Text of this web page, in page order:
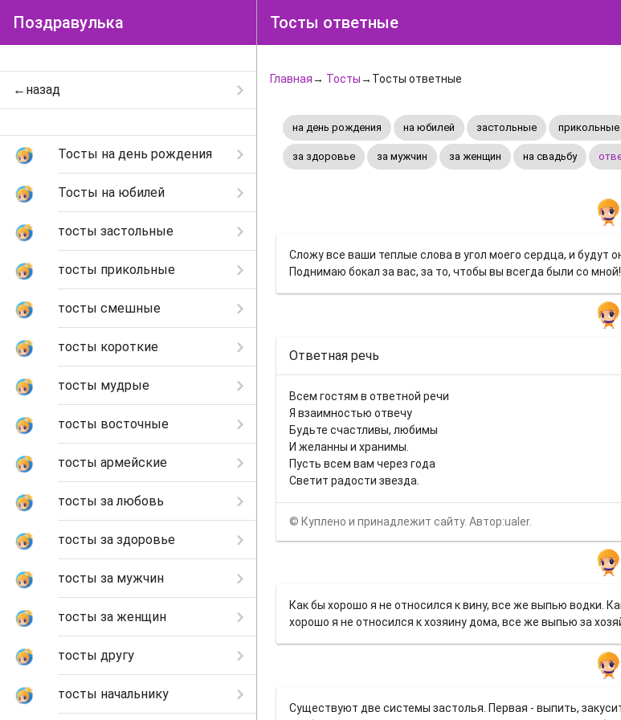
Поздравулька
←назад
Тосты на день рождения
Тосты на юбилей
тосты застольные
тосты прикольные
тосты смешные
тосты короткие
тосты мудрые
тосты восточные
тосты армейские
тосты за любовь
тосты за здоровье
тосты за мужчин
тосты за женщин
тосты другу
тосты начальнику
Тосты ответные
Главная→ Тосты→Тосты ответные
на день рождения на юбилей застольные прикольные
за здоровье за мужчин за женщин на свадьбу
Сложу все ваши теплые слова в угол моего сердца, и будут
Поднимаю бокал за вас, за то, чтобы вы всегда были со мной!
Ответная речь
Всем гостям в ответной речи
Я взаимностью отвечу
Будьте счастливы, любимы
И желанны и хранимы.
Пусть всем вам через года
Светит радости звезда.
© Куплено и принадлежит сайту. Автор:ualer.
Как бы хорошо я не относился к вину, все же выпью водки.
хорошо я не относился к хозяину дома, все же выпью за
Существуют две системы застолья. Первая - выпить,